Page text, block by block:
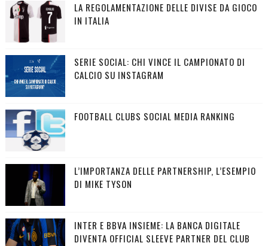
LA REGOLAMENTAZIONE DELLE DIVISE DA GIOCO
IN ITALIA
SERIE SOCIAL: CHI VINCE IL CAMPIONATO DI
CALCIO SU INSTAGRAM
FOOTBALL CLUBS SOCIAL MEDIA RANKING
L’IMPORTANZA DELLE PARTNERSHIP, L’ESEMPIO
DI MIKE TYSON
INTER E BBVA INSIEME: LA BANCA DIGITALE
DIVENTA OFFICIAL SLEEVE PARTNER DEL CLUB